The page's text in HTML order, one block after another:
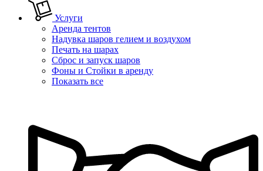
Услуги
Аренда тентов
Надувка шаров гелием и воздухом
Печать на шарах
Сброс и запуск шаров
Фоны и Стойки в аренду
Показать все